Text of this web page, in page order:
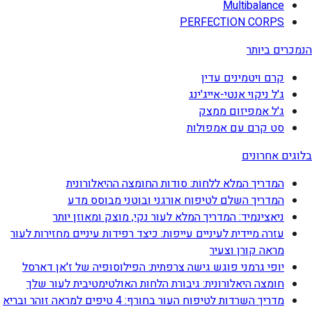
Multibalance
PERFECTION CORPS
הנמכרים ביותר
קרם ויטמינים עדין
ג'ל ניקוי אנטי-אייג'ינג
ג'ל אמפיזום ממצק
סט קרם עם אמפולות
בלוגים אחרונים
המדריך המלא ללחות: סודות החומצה ההיאלורונית
המדריך השלם לטיפוח אורגני ובוטני מבוסס מדע
ניאצינמיד: המדריך המלא לעור נקי, מוצק ומאוזן יותר
עזרה מיידית לעיניים עייפות: כיצד רפידות עיניים מחזירות לעור
מראה קורן וצעיר
יופי גרמני פוגש גישה צרפתית: הפילוסופיה של ז'אן דארסל
חומצה היאלורונית: גיבורת הלחות האולטימטיבית לעור שלך
מדריך השרדות לטיפוח העור בחורף: 4 טיפים למראה זוהר ובריא